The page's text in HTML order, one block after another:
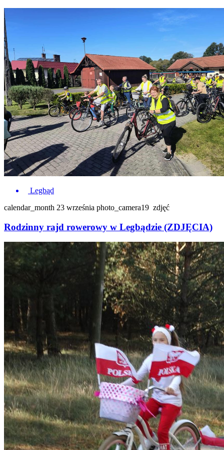
Legbąd
calendar_month 23 września photo_camera19 zdjęć
Rodzinny rajd rowerowy w Legbądzie (ZDJĘCIA)